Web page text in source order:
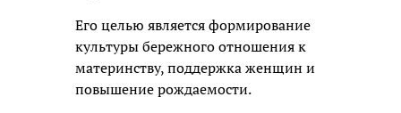
Его целью является формирование
культуры бережного отношения к
материнству, поддержка женщин и
повышение рождаемости.